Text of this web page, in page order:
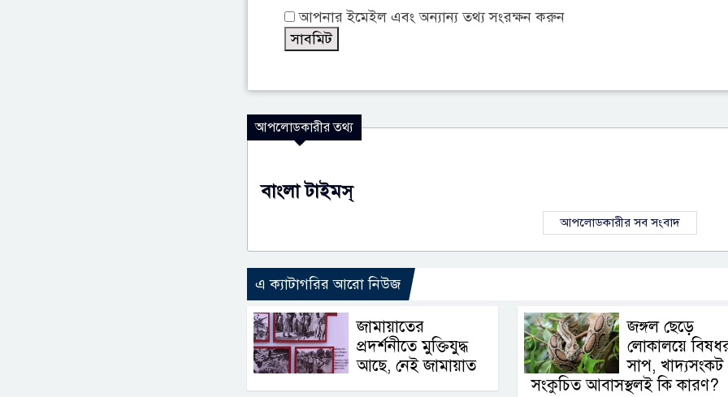
আপনার ইমেইল এবং অন্যান্য তথ্য সংরক্ষন করুন
আপলোডকারীর তথ্য
বাংলা টাইমস্
আপলোডকারীর সব সংবাদ
এ ক্যাটাগরির আরো নিউজ
জামায়াতের
প্রদর্শনীতে মুক্তিযুদ্ধ
আছে, নেই জামায়াত
জঙ্গল ছেড়ে
লোকালয়ে
সাপ,
সংকুচিত আবাসস্থলই কি কারণ?